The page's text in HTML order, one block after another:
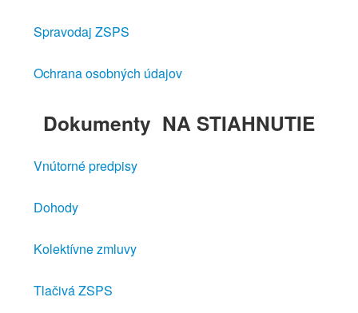
Spravodaj ZSPS
Ochrana osobných údajov
Dokumenty NA STIAHNUTIE
Vnútorné predpisy
Dohody
Kolektívne zmluvy
Tlačivá ZSPS